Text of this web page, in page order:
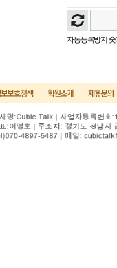
자동등록방지